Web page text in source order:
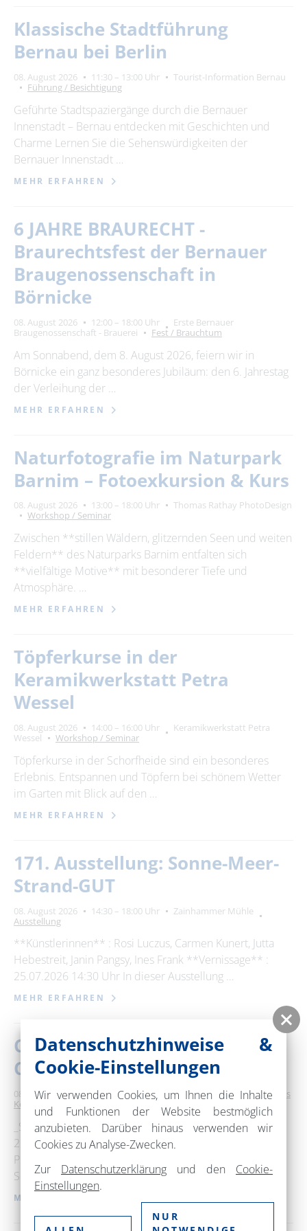
Klassische Stadtführung
Bernau bei Berlin
08. August 2026 11:30 – 13:00 Uhr
Tourist-Information Bernau
Führung / Besichtigung
Geführte Stadtspaziergänge durch die Bernauer
Innenstadt – Bernau entdecken mit Geschichten und
Charme Lernen Sie die Sehenswürdigkeiten der
Bernauer Innenstadt …
MEHR ERFAHREN
6 JAHRE BRAURECHT -
Braurechtsfest der Bernauer
Braugenossenschaft in
Börnicke
08. August 2026 12:00 – 18:00 Uhr
Erste Bernauer
Braugenossenschaft - Brauerei
Fest / Brauchtum
Am Sonnabend, dem 8. August 2026, feiern wir in
Börnicke ein ganz besonderes Jubiläum: den 6. Jahrestag
der Verleihung der …
MEHR ERFAHREN
Naturfotografie im Naturpark
Barnim – Fotoexkursion & Kurs
08. August 2026 13:00 – 18:00 Uhr
Thomas Rathay PhotoDesign
Workshop / Seminar
Zwischen **stillen Wäldern, glitzernden Seen und weiten
Feldern** des Naturparks Barnim entfalten sich
**vielfältige Motive** mit besonderer Tiefe und
Atmosphäre. …
MEHR ERFAHREN
Töpferkurse in der
Keramikwerkstatt Petra
Wessel
08. August 2026 14:00 – 16:00 Uhr
Keramikwerkstatt Petra
Wessel
Workshop / Seminar
Töpferkurse in der Schorfheide sind ein besonderes
Erlebnis. Entspannen und Töpfern bei schönem Wetter
im Garten mit Blick auf den …
MEHR ERFAHREN
171. Ausstellung: Sonne-Meer-
Strand-GUT
08. August 2026 14:30 – 18:00 Uhr
Zainhammer Mühle
Ausstellung
**Künstlerinnen** : Rosi Luczus, Carmen Kunert, Jutta
Hebestreit, Janin Pangsy, Ines Frank **Vernissage** :
25.07.2026 14:30 Uhr In dieser Ausstellung …
MEHR ERFAHREN
Choriner Musiksommer - 2.
Choriner Europa-Konzert
08. August 2026 15:00 – 17:00 Uhr Kloster Chorin
Klassisches
Konzert / Oper
_Samstag, 08.08.2026_ _2. Choriner Europa-Konzert
2026_ _Philharmonisches Orchester Szczecin_
Przemyslaw Neumann • Dirigent Mieczysław Karłowicz •
Serenade for Strings; Mieczysław …
MEHR ERFAHREN
Datenschutzhinweise &
Cookie-Einstellungen
Wir verwenden Cookies, um Ihnen die Inhalte
und Funktionen der Website bestmöglich
anzubieten. Darüber hinaus verwenden wir
Cookies zu Analyse-Zwecken.
Zur Datenschutzerklärung und den Cookie-
Einstellungen.
NUR